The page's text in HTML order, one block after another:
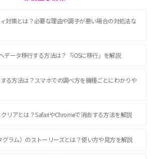
対策とは？必要な理由や調子が悪い場合の対処法な
データ移行する方法は？「iOSに移行」を解説
る方法は？スマホでの調べ方を機種ごとにわかりや
リアとは？SafariやChromeで消去する方法を解説
グラム）のストーリーズとは？使い方や見方を解説